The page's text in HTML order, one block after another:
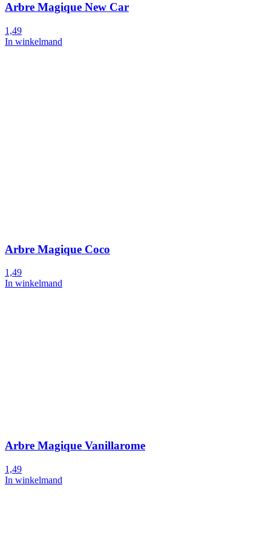
Arbre Magique New Car
1,49
In winkelmand
Arbre Magique Coco
1,49
In winkelmand
Arbre Magique Vanillarome
1,49
In winkelmand